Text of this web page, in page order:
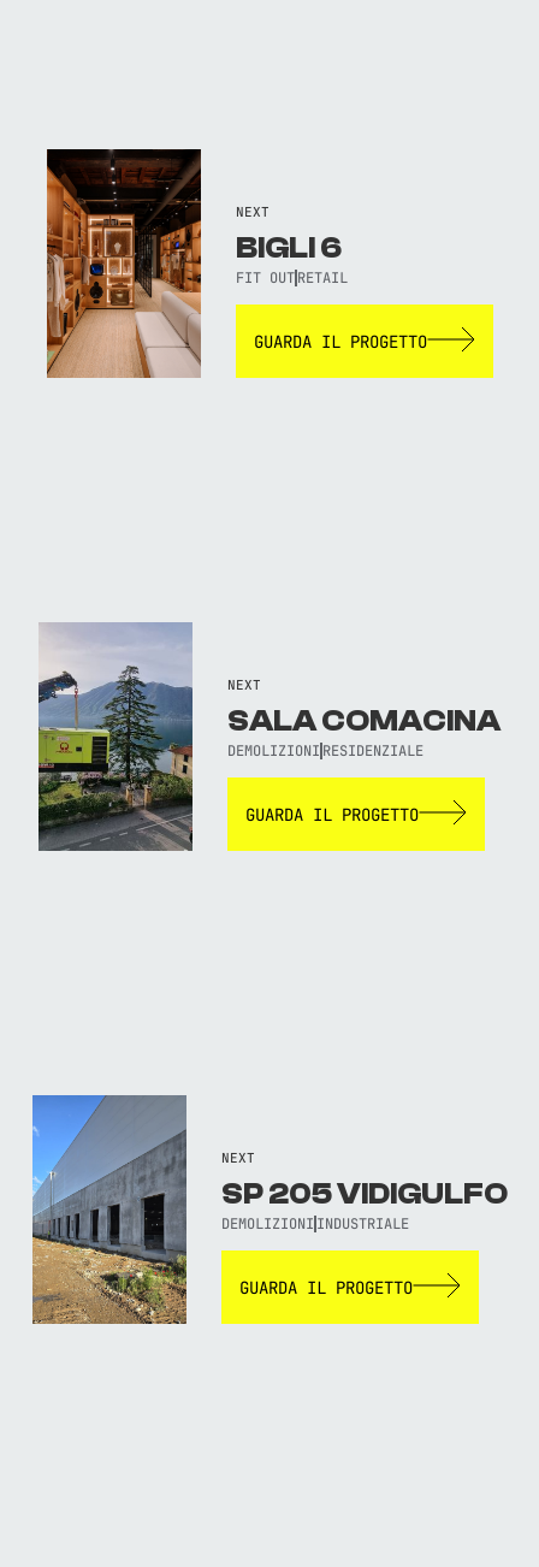
NEXT
BIGLI 6
FIT OUT RETAIL
GUARDA IL PROGETTO
NEXT
SALA COMACINA
DEMOLIZIONI RESIDENZIALE
GUARDA IL PROGETTO
NEXT
SP 205 VIDIGULFO
DEMOLIZIONI INDUSTRIALE
GUARDA IL PROGETTO